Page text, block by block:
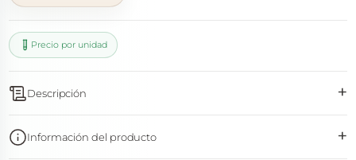
Precio por unidad
Descripción +
Información del producto +